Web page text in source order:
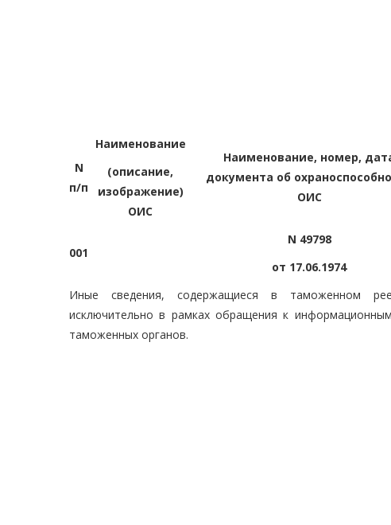
N
п/п
Наименование
(описание,
изображение)
ОИС
Наименование, номер,
документа об
ОИС
001
N 49798
от 17.06.1974
Иные сведения, содержащиеся в таможенном
исключительно в рамках обращения к
таможенных органов.